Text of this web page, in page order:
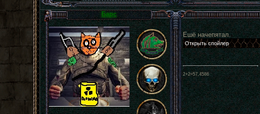
Ешё начепятал.
2+2=57,4586
Барс